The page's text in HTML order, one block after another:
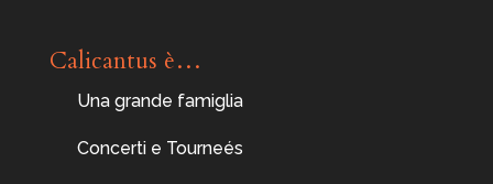
Calicantus è…
Una grande famiglia
Concerti e Tourneés